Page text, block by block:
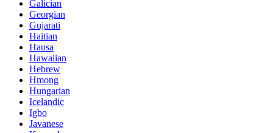
Galician
Georgian
Gujarati
Haitian
Hausa
Hawaiian
Hebrew
Hmong
Hungarian
Icelandic
Igbo
Javanese